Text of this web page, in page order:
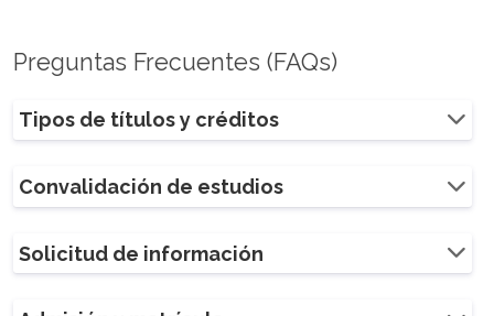
Preguntas Frecuentes (FAQs)
Tipos de títulos y créditos
Convalidación de estudios
Solicitud de información